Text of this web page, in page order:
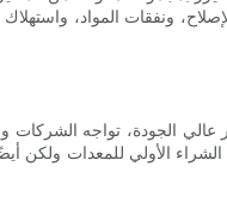
ونفقات المواد،
الجودة، تواجه الشركات
الأولي للمعدات ولكن